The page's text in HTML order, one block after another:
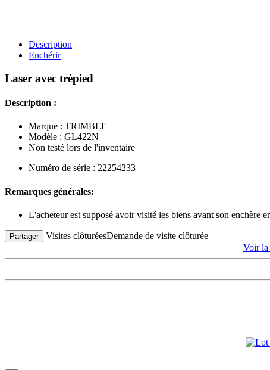
Description
Enchérir
Laser avec trépied
Description :
Marque : TRIMBLE
Modèle : GL422N
Non testé lors de l'inventaire
Numéro de série : 22254233
Remarques générales:
L'acheteur est supposé avoir visité les biens avant son enchère
Partager Visites clôturéesDemande de visite clôturée
Voir